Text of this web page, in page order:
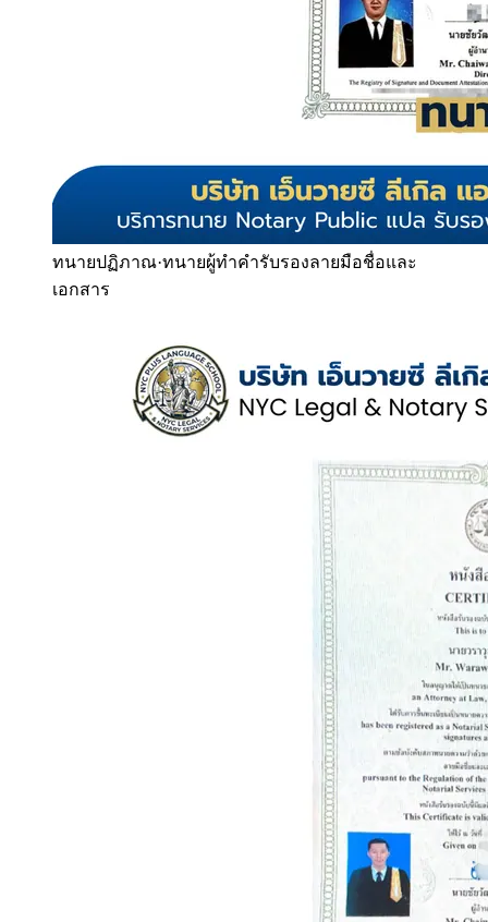
ทนายปฏิภาณ·ทนายผู้ทำคำรับรองลายมือชื่อและ
เอกสาร